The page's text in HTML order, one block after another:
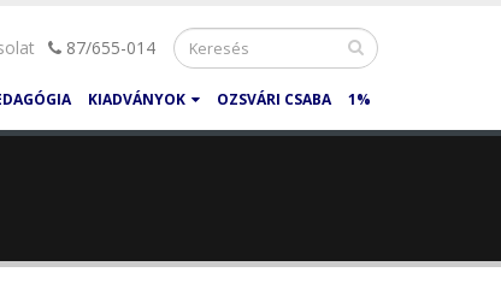
87/655-014
KIADVÁNYOK OZSVÁRI CSABA 1%